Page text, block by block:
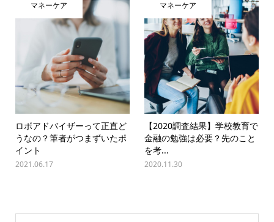
マネーケア
ロボアドバイザーって正直ど
うなの？筆者がつまずいたポ
イント
2021.06.17
マネーケア
【2020調査結果】学校教育で
金融の勉強は必要？先のこと
を考...
2020.11.30